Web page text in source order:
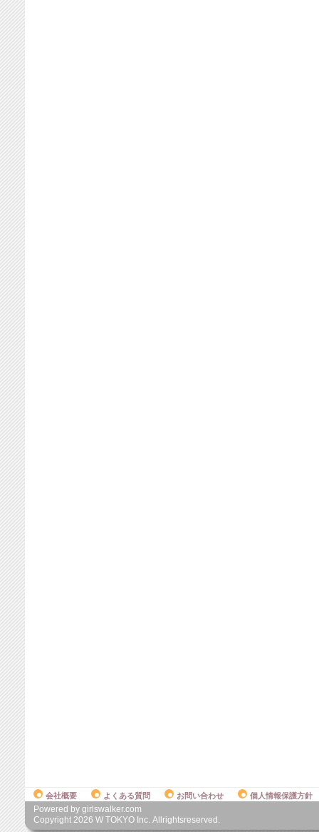
会社概要 よくある質問 お問い合わせ 個人情報保護方針
Powered by girlswalker.com
Copyright 2026 W TOKYO Inc. Allrightsreserved.